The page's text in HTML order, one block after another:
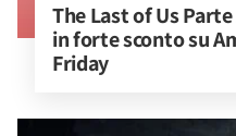
The Last of Us
in forte sconto su
Friday